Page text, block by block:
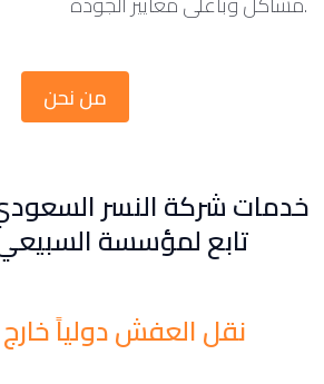
من نحن
خدمات شركة النسر
تابع لمؤسسة السبيعي
نقل العفش دولياً